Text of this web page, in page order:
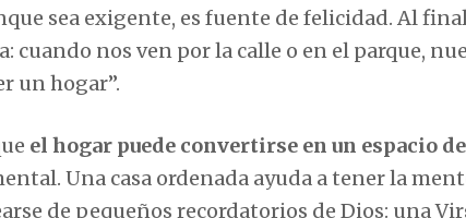
sea exigente, es fuente de felicidad. Al
nos ven por la calle o en el parque,
un hogar”.
el hogar puede convertirse en un espacio
Una casa ordenada ayuda a tener la
de pequeños recordatorios de Dios: una